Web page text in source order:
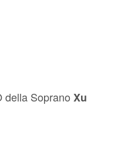
della SopranoXu